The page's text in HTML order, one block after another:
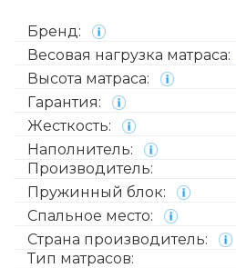
Бренд:
Весовая нагрузка матраса:
Высота матраса:
Гарантия:
Жесткость:
Наполнитель:
Производитель:
Пружинный блок:
Спальное место:
Страна производитель:
Тип матрасов: